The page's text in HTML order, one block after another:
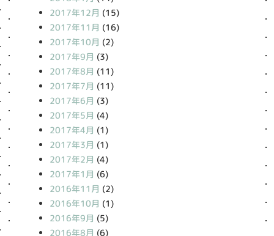
2017年12月 (15)
2017年11月 (16)
2017年10月 (2)
2017年9月 (3)
2017年8月 (11)
2017年7月 (11)
2017年6月 (3)
2017年5月 (4)
2017年4月 (1)
2017年3月 (1)
2017年2月 (4)
2017年1月 (6)
2016年11月 (2)
2016年10月 (1)
2016年9月 (5)
2016年8月 (6)